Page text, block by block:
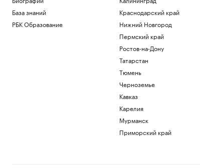
пассажирский поезда
Общество
Футболист «Акрона» установил рекорд
МИД Болгарии вызвал посла Украины
База знаний
РБК Образование
Краснодарский край
Нижний Новгород
Пермский край
Ростов-на-Дону
Татарстан
Тюмень
Черноземье
Кавказ
Карелия
Мурманск
Приморский край